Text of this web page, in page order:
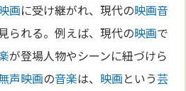
画に受け継がれ、現代の映画音
られる。例えば、現代の映画で
が登場人物やシーンに紐づけら
声映画の音楽は、 映画という芸